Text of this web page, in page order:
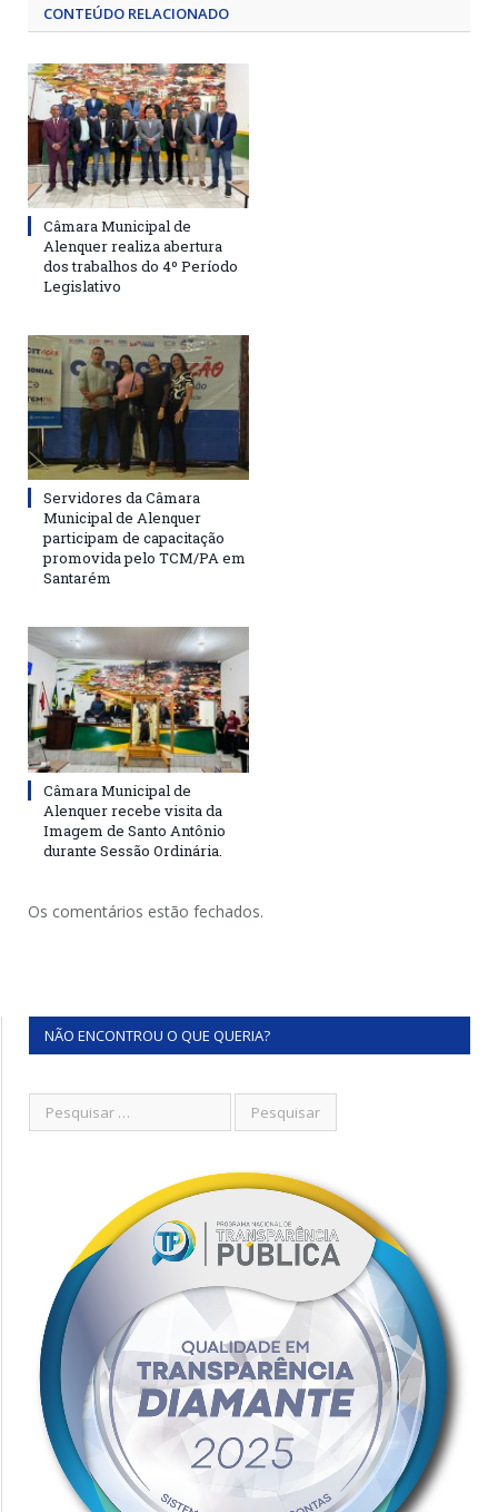
CONTEÚDO RELACIONADO
Câmara Municipal de
Alenquer realiza abertura
dos trabalhos do 4º Período
Legislativo
Servidores da Câmara
Municipal de Alenquer
participam de capacitação
promovida pelo TCM/PA em
Santarém
Câmara Municipal de
Alenquer recebe visita da
Imagem de Santo Antônio
durante Sessão Ordinária.
Os comentários estão fechados.
NÃO ENCONTROU O QUE QUERIA?